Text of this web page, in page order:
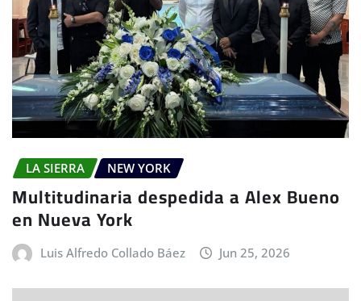
LA SIERRA NEW YORK
Multitudinaria despedida a Alex Bueno
en Nueva York
Luis Alfredo Collado Báez Jun 25, 2026